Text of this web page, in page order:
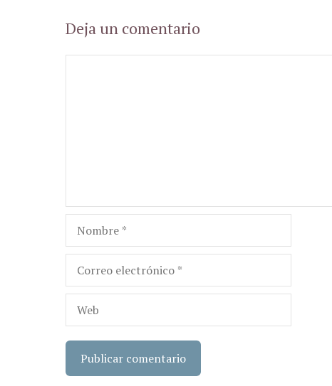
Deja un comentario
Nombre
Correo
electrónico
Web